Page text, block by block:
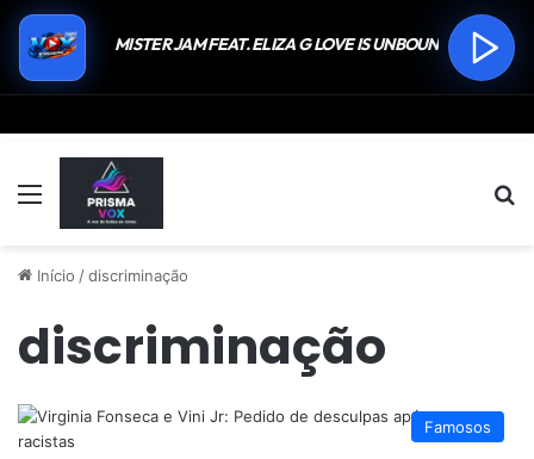
Menu
Início /discriminação
discriminação
Famosos